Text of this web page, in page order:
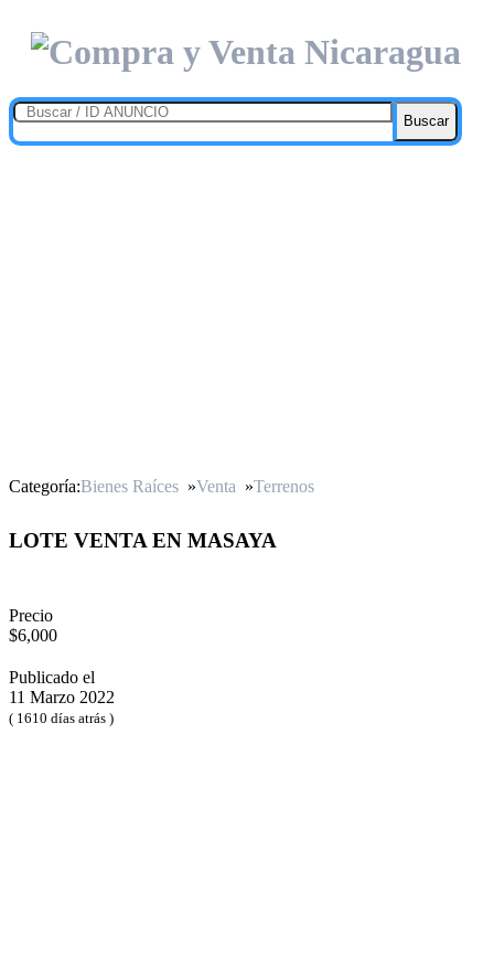
Buscar
Categoría:Bienes Raíces »Venta »Terrenos
LOTE VENTA EN MASAYA
Precio
$6,000
Publicado el
11 Marzo 2022
( 1610 días atrás )